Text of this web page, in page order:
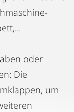
oder
Die
um